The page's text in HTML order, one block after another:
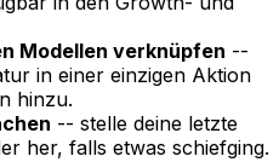
Modellen verknüpfen --
in einer einzigen Aktion
hinzu.
-- stelle deine letzte
her, falls etwas schiefging.